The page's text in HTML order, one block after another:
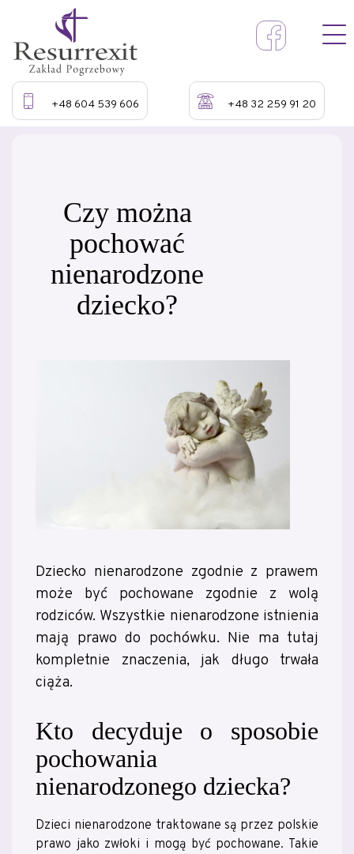
+48 604 539 606 +48 32 259 91 20
Czy można
pochować
nienarodzone
dziecko?
Dziecko nienarodzone zgodnie z prawem
może być pochowane zgodnie z wolą
rodziców. Wszystkie nienarodzone istnienia
mają prawo do pochówku. Nie ma tutaj
kompletnie znaczenia, jak długo trwała
ciąża.
Kto decyduje o sposobie
pochowania
nienarodzonego dziecka?
Dzieci nienarodzone traktowane są przez polskie
prawo jako zwłoki i mogą być pochowane. Takie